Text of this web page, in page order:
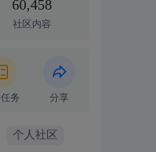
60,458
社区内容
务 分享
个人社区